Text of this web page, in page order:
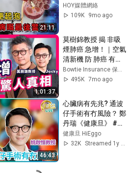
21:11
｜ EP446 ｜ 慢性腎
病 ｜ 蛋白尿 ｜ 腎衰
｜ 朱智賢 ｜ HOY TV
77台
HOY媒體網絡
109K
9mo ago
1:01:37
莫樹錦教授 揭 非吸
煙肺癌 急增！｜空氣
清新機 防 肺癌 有用
嗎？｜拆解 肺癌篩查
LDCT 輻射 致癌 迷思
家族史 邊類人係 肺
癌高危？｜#Bowtie
#莫樹錦
495K 7mo ago
46:43
心臟病有先兆? 通波
仔手術有冇風險？ 鄭
丹瑞《健康旦》 #姚
啟恒教授 #香港大學
李嘉誠醫學院內科學
健康旦 HiEggo
32K